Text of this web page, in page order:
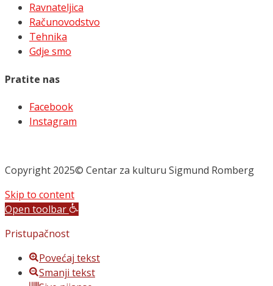
Ravnateljica
Računovodstvo
Tehnika
Gdje smo
Pratite nas
Facebook
Instagram
Copyright 2025© Centar za kulturu Sigmund Romberg
Skip to content
Open toolbar
Pristupačnost
Povećaj tekst
Smanji tekst